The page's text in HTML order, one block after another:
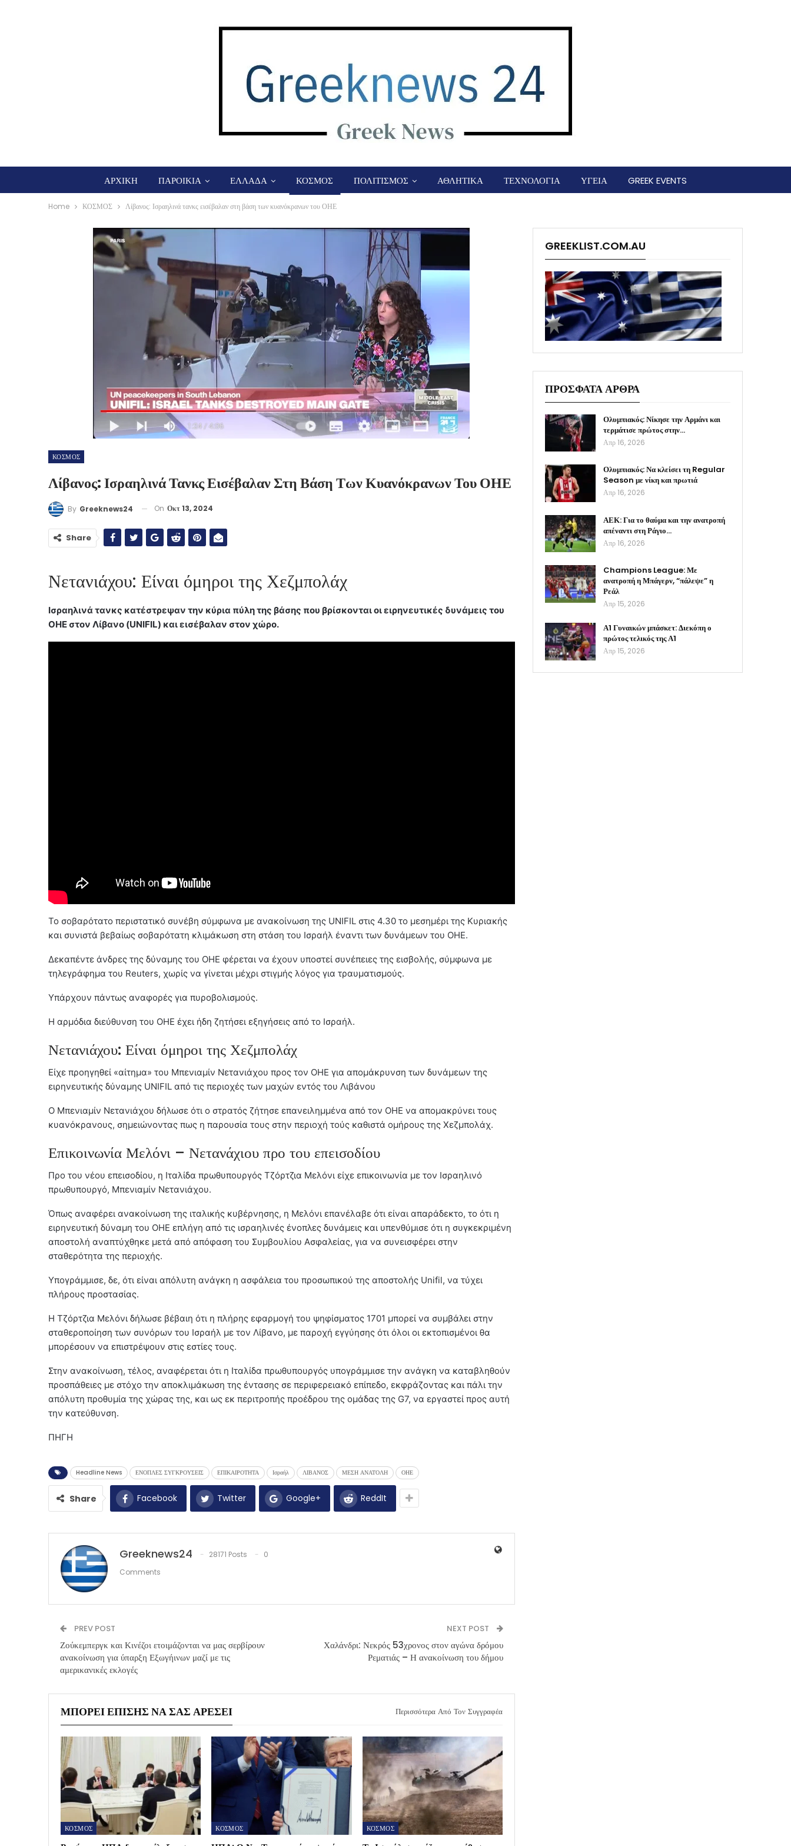
ΑΡΧΙΚΗ ΠΑΡΟΙΚΙΑ ΕΛΛΑΔΑ ΚΟΣΜΟΣ ΠΟΛΙΤΙΣΜΟΣ ΑΘΛΗΤΙΚΑ ΤΕΧΝΟΛΟΓΙΑ ΥΓΕΙΑ GREEK EVENTS
Home ΚΟΣΜΟΣ Λίβανος: Ισραηλινά τανκς εισέβαλαν στη βάση των κυανόκρανων του ΟΗΕ
ΚΟΣΜΟΣ
Λίβανος: Ισραηλινά Τανκς Εισέβαλαν Στη Βάση Των Κυανόκρανων Του ΟΗΕ
By Greeknews24 On Οκτ 13, 2024
Share
Νετανιάχου: Είναι όμηροι της Χεζμπολάχ
Ισραηλινά τανκς κατέστρεψαν την κύρια πύλη της βάσης που βρίσκονται οι ειρηνευτικές δυνάμεις του
ΟΗΕ στον Λίβανο (UNIFIL) και εισέβαλαν στον χώρο.
Το σοβαρότατο περιστατικό συνέβη σύμφωνα με ανακοίνωση της UNIFIL στις 4.30 το μεσημέρι της Κυριακής
και συνιστά βεβαίως σοβαρότατη κλιμάκωση στη στάση του Ισραήλ έναντι των δυνάμεων του ΟΗΕ.
Δεκαπέντε άνδρες της δύναμης του ΟΗΕ φέρεται να έχουν υποστεί συνέπειες της εισβολής, σύμφωνα με
τηλεγράφημα του Reuters, χωρίς να γίνεται μέχρι στιγμής λόγος για τραυματισμούς.
Υπάρχουν πάντως αναφορές για πυροβολισμούς.
Η αρμόδια διεύθυνση του ΟΗΕ έχει ήδη ζητήσει εξηγήσεις από το Ισραήλ.
Νετανιάχου: Είναι όμηροι της Χεζμπολάχ
Είχε προηγηθεί «αίτημα» του Μπενιαμίν Νετανιάχου προς τον ΟΗΕ για απομάκρυνση των δυνάμεων της
ειρηνευτικής δύναμης UNIFIL από τις περιοχές των μαχών εντός του Λιβάνου
Ο Μπενιαμίν Νετανιάχου δήλωσε ότι ο στρατός ζήτησε επανειλημμένα από τον ΟΗΕ να απομακρύνει τους
κυανόκρανους, σημειώνοντας πως η παρουσία τους στην περιοχή τούς καθιστά ομήρους της Χεζμπολάχ.
Επικοινωνία Μελόνι – Νετανάχιου προ του επεισοδίου
Προ του νέου επεισοδίου, η Ιταλίδα πρωθυπουργός Τζόρτζια Μελόνι είχε επικοινωνία με τον Ισραηλινό
πρωθυπουργό, Μπενιαμίν Νετανιάχου.
Όπως αναφέρει ανακοίνωση της ιταλικής κυβέρνησης, η Μελόνι επανέλαβε ότι είναι απαράδεκτο, το ότι η
ειρηνευτική δύναμη του ΟΗΕ επλήγη από τις ισραηλινές ένοπλες δυνάμεις και υπενθύμισε ότι η συγκεκριμένη
αποστολή αναπτύχθηκε μετά από απόφαση του Συμβουλίου Ασφαλείας, για να συνεισφέρει στην
σταθερότητα της περιοχής.
Υπογράμμισε, δε, ότι είναι απόλυτη ανάγκη η ασφάλεια του προσωπικού της αποστολής Unifil, να τύχει
πλήρους προστασίας.
Η Τζόρτζια Μελόνι δήλωσε βέβαιη ότι η πλήρης εφαρμογή του ψηφίσματος 1701 μπορεί να συμβάλει στην
σταθεροποίηση των συνόρων του Ισραήλ με τον Λίβανο, με παροχή εγγύησης ότι όλοι οι εκτοπισμένοι θα
μπορέσουν να επιστρέψουν στις εστίες τους.
Στην ανακοίνωση, τέλος, αναφέρεται ότι η Ιταλίδα πρωθυπουργός υπογράμμισε την ανάγκη να καταβληθούν
προσπάθειες με στόχο την αποκλιμάκωση της έντασης σε περιφερειακό επίπεδο, εκφράζοντας και πάλι την
απόλυτη προθυμία της χώρας της, και ως εκ περιτροπής προέδρου της ομάδας της G7, να εργαστεί προς αυτή
την κατεύθυνση.
ΠΗΓΗ
Headline News ΕΝΟΠΛΕΣ ΣΥΓΚΡΟΥΣΕΙΣ ΕΠΙΚΑΙΡΟΤΗΤΑ Ισραήλ ΛΙΒΑΝΟΣ ΜΕΣΗ ΑΝΑΤΟΛΗ ΟΗΕ
Share Facebook Twitter Google+ ReddIt
Greeknews24 28171 Posts
0
Comments
PREV POST
Ζούκεμπεργκ και Κινέζοι ετοιμάζονται να μας σερβίρουν
ανακοίνωση για ύπαρξη Εξωγήινων μαζί με τις
αμερικανικές εκλογές
NEXT POST
Χαλάνδρι: Νεκρός 53χρονος στον αγώνα δρόμου
Ρεματιάς – Η ανακοίνωση του δήμου
ΜΠΟΡΕΊ ΕΠΊΣΗΣ ΝΑ ΣΑΣ ΑΡΈΣΕΙ Περισσότερα Από Τον Συγγραφέα
ΚΟΣΜΟΣ ΚΟΣΜΟΣ ΚΟΣΜΟΣ
GREEKLIST.COM.AU
ΠΡΟΣΦΑΤΑ ΑΡΘΡΑ
Ολυμπιακός: Νίκησε την Αρμάνι και
τερμάτισε πρώτος στην…
Απρ 16, 2026
Ολυμπιακός: Να κλείσει τη Regular
Season με νίκη και πρωτιά
Απρ 16, 2026
ΑΕΚ: Για το θαύμα και την ανατροπή
απέναντι στη Ράγιο…
Απρ 16, 2026
Champions League: Με
ανατροπή η Μπάγερν, “πάλεψε” η
Ρεάλ
Απρ 15, 2026
Α1 Γυναικών μπάσκετ: Διεκόπη ο
πρώτος τελικός της Α1
Απρ 15, 2026